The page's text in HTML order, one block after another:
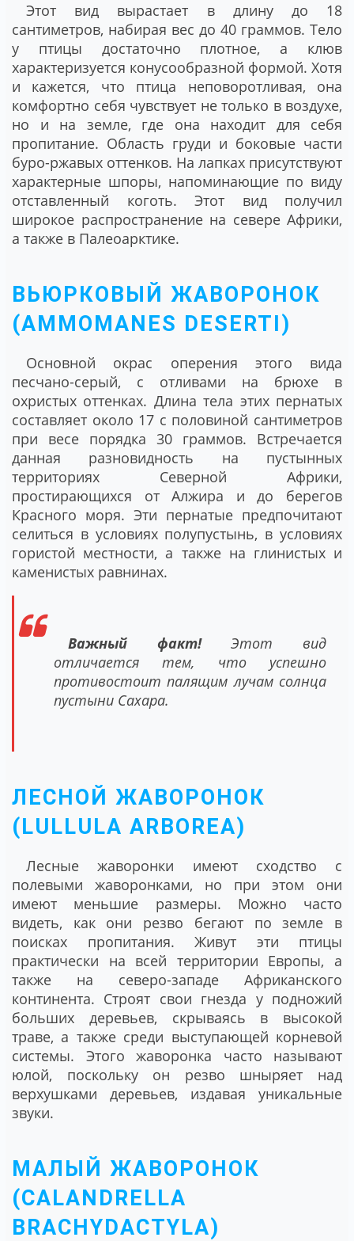
Этот вид вырастает в длину до 18
сантиметров, набирая вес до 40 граммов. Тело
у птицы достаточно плотное, а клюв
характеризуется конусообразной формой. Хотя
и кажется, что птица неповоротливая, она
комфортно себя чувствует не только в воздухе,
но и на земле, где она находит для себя
пропитание. Область груди и боковые части
буро-ржавых оттенков. На лапках присутствуют
характерные шпоры, напоминающие по виду
отставленный коготь. Этот вид получил
широкое распространение на севере Африки,
а также в Палеоарктике.
ВЬЮРКОВЫЙ ЖАВОРОНОК
(AMMOMANES DESERTI)
Основной окрас оперения этого вида
песчано-серый, с отливами на брюхе в
охристых оттенках. Длина тела этих пернатых
составляет около 17 с половиной сантиметров
при весе порядка 30 граммов. Встречается
данная разновидность на пустынных
территориях Северной Африки,
простирающихся от Алжира и до берегов
Красного моря. Эти пернатые предпочитают
селиться в условиях полупустынь, в условиях
гористой местности, а также на глинистых и
каменистых равнинах.
Важный факт!Этот вид
отличается тем, что успешно
противостоит палящим лучам солнца
пустыни Сахара.
ЛЕСНОЙ ЖАВОРОНОК
(LULLULA ARBOREA)
Лесные жаворонки имеют сходство с
полевыми жаворонками, но при этом они
имеют меньшие размеры. Можно часто
видеть, как они резво бегают по земле в
поисках пропитания. Живут эти птицы
практически на всей территории Европы, а
также на северо-западе Африканского
континента. Строят свои гнезда у подножий
больших деревьев, скрываясь в высокой
траве, а также среди выступающей корневой
системы. Этого жаворонка часто называют
юлой, поскольку он резво шныряет над
верхушками деревьев, издавая уникальные
звуки.
МАЛЫЙ ЖАВОРОНОК
(CALANDRELLA
BRACHYDACTYLA)